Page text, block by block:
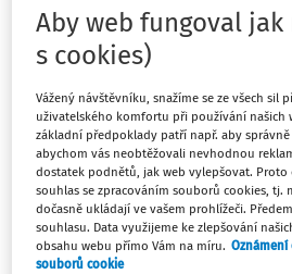
v rámci mezinárodního projektu
učitele nadaných a
kolegy měla možnost zúčastnit se
nadanými dětmi na této základní
reakce dětí a odhodlanost
komfortu a zkoušet nové věci ve
rozhodla jsem se zjistit více.
ředitelky školy, PaedDr. Ivetě
Čím se vaše
Aby web fungoval
s cookies)
Vážený návštěvníku, snažíme se ze všech sil
uživatelského komfortu při používání našich
základní předpoklady patří např. aby
abychom vás neobtěžovali nevhodnou
dostatek podnětů, jak web vylepšovat. Proto
souhlas se zpracováním souborů cookies, tj.
dočasně ukládají ve vašem prohlížeči.
souhlasu. Data využijeme ke zlepšování
obsahu webu přímo Vám na míru.
souborů cookie